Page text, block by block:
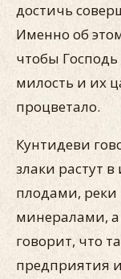
достичь
Именно об
чтобы
милость и их
процветало.
Кунтидеви
злаки растут
плодами,
минералами, а
говорит, что
предприятия